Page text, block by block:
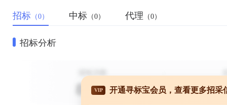
招标 （0） 中标 （0） 代理 （0）
招标分析
VIP 开通寻标宝会员，查看更多招采